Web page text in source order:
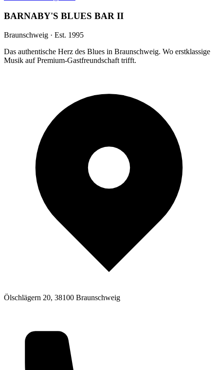
BARNABY'S BLUES BAR II
Braunschweig · Est. 1995
Das authentische Herz des Blues in Braunschweig. Wo erstklassige
Musik auf Premium-Gastfreundschaft trifft.
Ölschlägern 20, 38100 Braunschweig